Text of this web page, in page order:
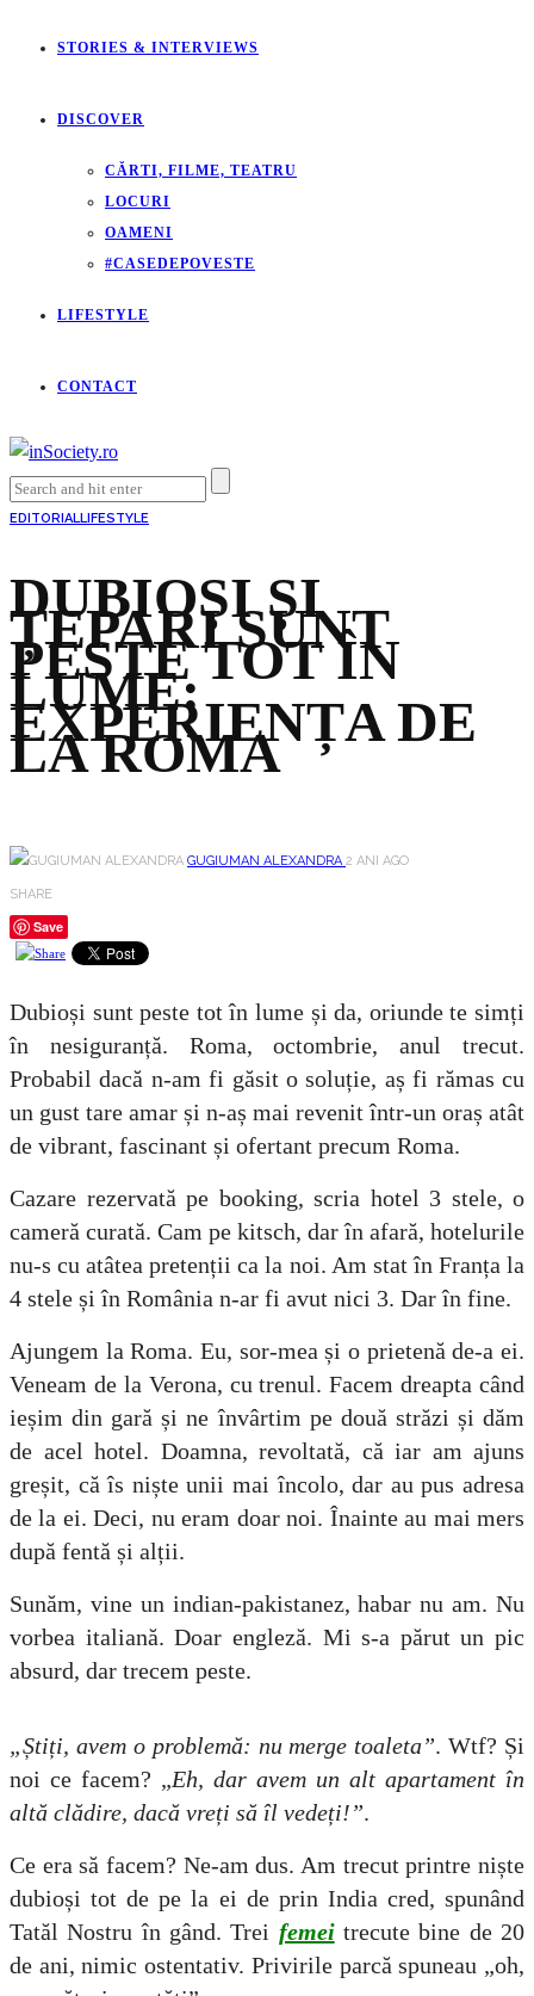
STORIES & INTERVIEWS
DISCOVER
CĂRTI, FILME, TEATRU
LOCURI
OAMENI
#CASEDEPOVESTE
LIFESTYLE
CONTACT
EDITORIALLIFESTYLE
DUBIOȘI ȘI
ȚEPARI SUNT
PESTE TOT ÎN
LUME:
EXPERIENȚA DE
LA ROMA
GUGIUMAN ALEXANDRA2 ANI AGO
SHARE
Save
Dubioși sunt peste tot în lume și da, oriunde te simți
în nesiguranță. Roma, octombrie, anul trecut.
Probabil dacă n-am fi găsit o soluție, aș fi rămas cu
un gust tare amar și n-aș mai revenit într-un oraș atât
de vibrant, fascinant și ofertant precum Roma.
Cazare rezervată pe booking, scria hotel 3 stele, o
cameră curată. Cam pe kitsch, dar în afară, hotelurile
nu-s cu atâtea pretenții ca la noi. Am stat în Franța la
4 stele și în România n-ar fi avut nici 3. Dar în fine.
Ajungem la Roma. Eu, sor-mea și o prietenă de-a ei.
Veneam de la Verona, cu trenul. Facem dreapta când
ieșim din gară și ne învârtim pe două străzi și dăm
de acel hotel. Doamna, revoltată, că iar am ajuns
greșit, că îs niște unii mai încolo, dar au pus adresa
de la ei. Deci, nu eram doar noi. Înainte au mai mers
după fentă și alții.
Sunăm, vine un indian-pakistanez, habar nu am. Nu
vorbea italiană. Doar engleză. Mi s-a părut un pic
absurd, dar trecem peste.
„Știți, avem o problemă: nu merge toaleta”. Wtf? Și
noi ce facem? „Eh, dar avem un alt apartament în
altă clădire, dacă vreți să îl vedeți!”.
Ce era să facem? Ne-am dus. Am trecut printre niște
dubioși tot de pe la ei de prin India cred, spunând
Tatăl Nostru în gând. Trei femeitrecute bine de 20
de ani, nimic ostentativ. Privirile parcă spuneau „oh,